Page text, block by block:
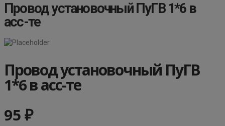
Провод установочный ПуГВ 1*6 в
асс-те
Провод установочный ПуГВ
1*6 в асс-те
95₽